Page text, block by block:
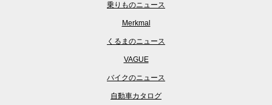
乗りものニュース
Merkmal
くるまのニュース
VAGUE
バイクのニュース
自動車カタログ